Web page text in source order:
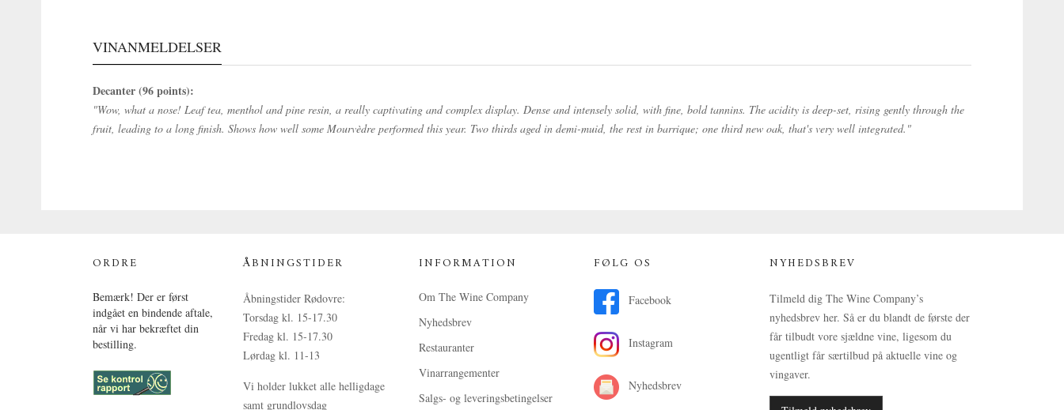
VINANMELDELSER
Decanter (96 points):
"Wow, what a nose! Leaf tea, menthol and pine resin, a really captivating and complex display. Dense and intensely solid, with fine, bold tannins. The acidity is deep-set, rising gently through the
fruit, leading to a long finish. Shows how well some Mourvèdre performed this year. Two thirds aged in demi-muid, the rest in barrique; one third new oak, that's very well integrated."
ORDRE
Bemærk! Der er først
indgået en bindende aftale,
når vi har bekræftet din
bestilling.
ÅBNINGSTIDER
Åbningstider Rødovre:
Torsdag kl. 15-17.30
Fredag kl. 15-17.30
Lørdag kl. 11-13
Vi holder lukket alle helligdage
samt grundlovsdag
INFORMATION
Om The Wine Company
Nyhedsbrev
Restauranter
Vinarrangementer
Salgs- og leveringsbetingelser
FØLG OS
Facebook
Instagram
Nyhedsbrev
NYHEDSBREV
Tilmeld dig The Wine Company’s
nyhedsbrev her. Så er du blandt de første der
får tilbudt vore sjældne vine, ligesom du
ugentligt får særtilbud på aktuelle vine og
vingaver.